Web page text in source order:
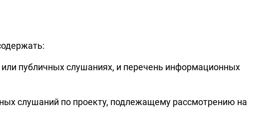
публичных слушаниях, и перечень информационных
слушаний по проекту, подлежащему рассмотрению на